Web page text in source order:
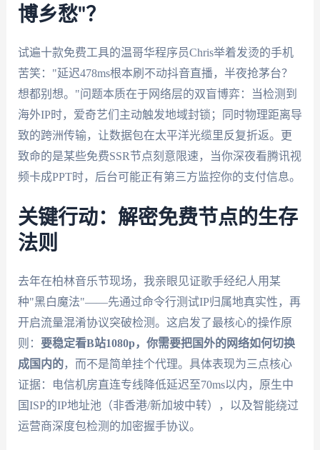
博乡愁"？
试遍十款免费工具的温哥华程序员Chris举着发烫的手机
苦笑："延迟478ms根本刷不动抖音直播，半夜抢茅台？
想都别想。"问题本质在于网络层的双盲博弈：当检测到
海外IP时，爱奇艺们主动触发地域封锁；同时物理距离导
致的跨洲传输，让数据包在太平洋光缆里反复折返。更
致命的是某些免费SSR节点刻意限速，当你深夜看腾讯视
频卡成PPT时，后台可能正有第三方监控你的支付信息。
关键行动：解密免费节点的生存
法则
去年在柏林音乐节现场，我亲眼见证歌手经纪人用某
种"黑白魔法"——先通过命令行测试IP归属地真实性，再
开启流量混淆协议突破检测。这启发了最核心的操作原
则： 要稳定看B站1080p，你需要把国外的网络如何切换
成国内的，而不是简单挂个代理。具体表现为三点核心
证据：电信机房直连专线降低延迟至70ms以内，原生中
国ISP的IP地址池（非香港/新加坡中转），以及智能绕过
运营商深度包检测的加密握手协议。